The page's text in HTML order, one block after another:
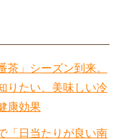
茶」シーズン到来。
りたい、美味しい冷
康効果
「日当たりが良い南